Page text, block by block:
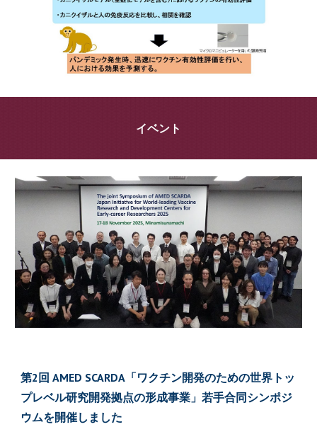
イベント
第2回 AMED SCARDA「ワクチン開発のための世界トッ
プレベル研究開発拠点の形成事業」若手合同シンポジ
ウムを開催しました